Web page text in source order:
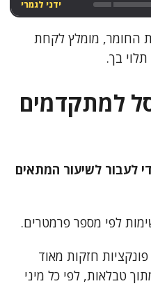
ידני לגמרי
החומר, מומלץ לקחת
בך.
למתקדמים
לעבור לשיעור המתאים
לפי מספר פרמטרים.
חזקות מאוד
טבלאות, לפי כל מיני